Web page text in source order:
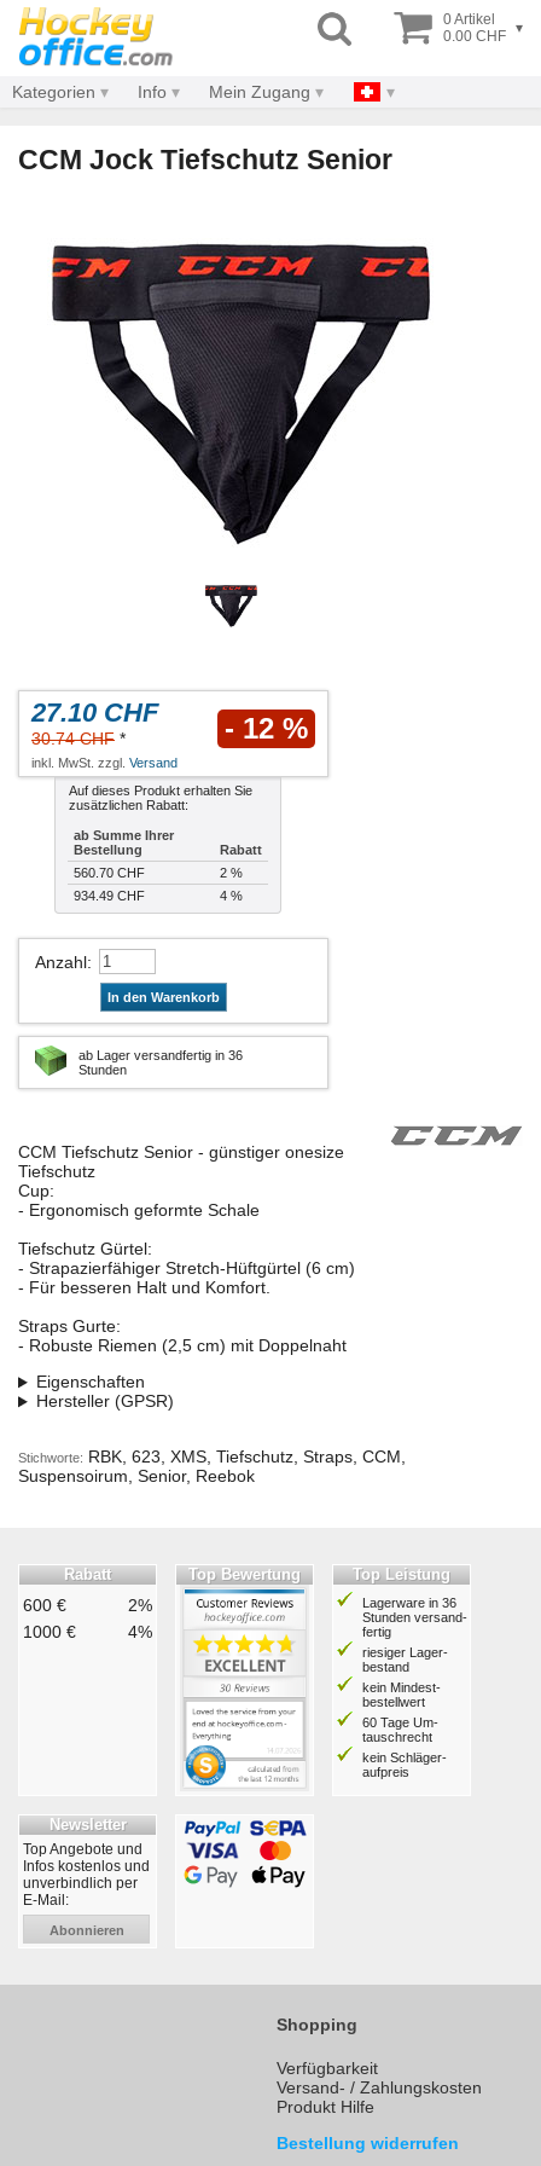
0 Artikel
0.00 CHF ▾
Kategorien Info Mein Zugang
CCM Jock Tiefschutz Senior
27.10 CHF
30.74 CHF * - 12 %
inkl. MwSt. zzgl. Versand
Auf dieses Produkt erhalten Sie
zusätzlichen Rabatt:
ab Summe Ihrer
Bestellung
Rabatt
560.70 CHF
2 %
934.49 CHF
4 %
Anzahl:
In den Warenkorb
ab Lager versandfertig in 36
Stunden
CCM Tiefschutz Senior - günstiger onesize
Tiefschutz
Cup:
- Ergonomisch geformte Schale
Tiefschutz Gürtel:
- Strapazierfähiger Stretch-Hüftgürtel (6 cm)
- Für besseren Halt und Komfort.
Straps Gurte:
- Robuste Riemen (2,5 cm) mit Doppelnaht
Eigenschaften
Hersteller (GPSR)
Stichworte: RBK, 623, XMS, Tiefschutz, Straps, CCM,
Suspensoirum, Senior, Reebok
Rabatt
600 €
2%
1000 €
4%
Top Bewertung Top Leistung
Lagerware in 36
Stunden ver­sand­
fertig
riesiger Lager­
bestand
kein Mindest­
bestell­wert
60 Tage Um­
tausch­recht
kein Schläger­
aufpreis
Newsletter
Top Angebote und
Infos kostenlos und
unverbindlich per
E-Mail:
Abonnieren
Shopping
Verfügbarkeit
Versand- / Zahlungskosten
Produkt Hilfe
Bestellung widerrufen